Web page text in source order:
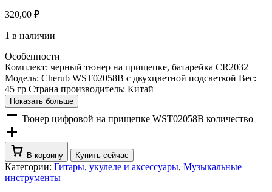
320,00 ₽
1 в наличии
Особенности
Комплект: черный тюнер на прищепке, батарейка CR2032
Модель: Cherub WST02058B с двухцветной подсветкой Вес:
45 гр Страна производитель: Китай
Показать больше
Тюнер цифровой на прищепке WST02058B количество
В корзину Купить сейчас
Категории: Гитары, укулеле и аксессуары, Музыкальные
инструменты